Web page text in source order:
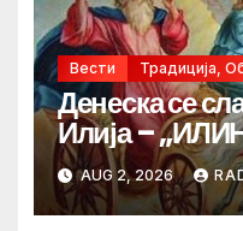
Вести Традиција,
Денеска се
Илија –
AUG 2, 2026